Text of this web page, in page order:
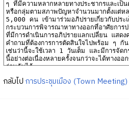
กลับไป การประชุมเมือง (Town Meeting)